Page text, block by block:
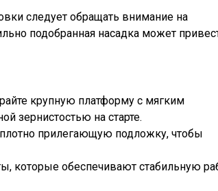
следует обращать внимание на
подобранная насадка может
крупную платформу с мягким
зернистостью на старте.
прилегающую подложку, чтобы
которые обеспечивают стабильную